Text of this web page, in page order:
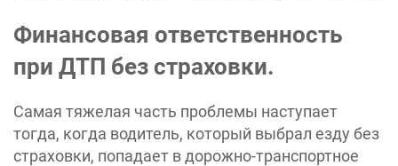
Финансовая ответственность
при ДТП без страховки.
Самая тяжелая часть проблемы наступает
тогда, когда водитель, который выбрал езду без
страховки, попадает в дорожно-транспортное